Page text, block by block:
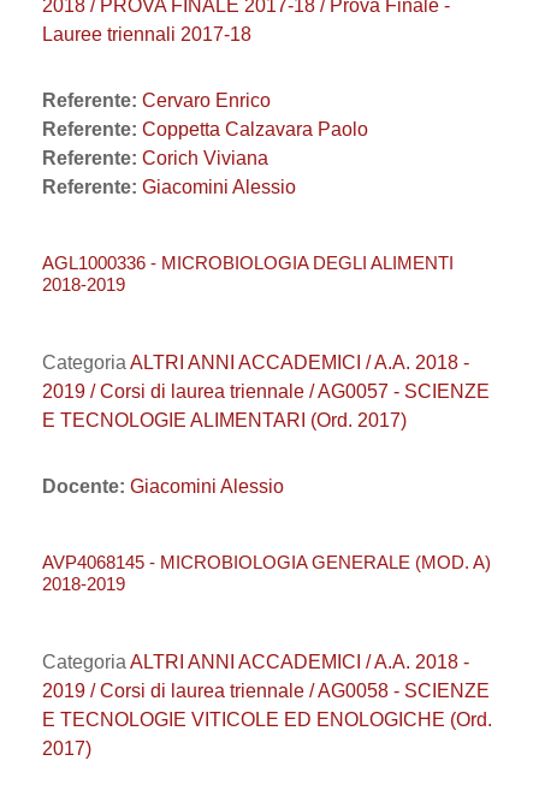
2018 / PROVA FINALE 2017-18 / Prova Finale -
Lauree triennali 2017-18
Referente: Cervaro Enrico
Referente: Coppetta Calzavara Paolo
Referente: Corich Viviana
Referente: Giacomini Alessio
AGL1000336 - MICROBIOLOGIA DEGLI ALIMENTI
2018-2019
Categoria ALTRI ANNI ACCADEMICI / A.A. 2018 -
2019 / Corsi di laurea triennale / AG0057 - SCIENZE
E TECNOLOGIE ALIMENTARI (Ord. 2017)
Docente: Giacomini Alessio
AVP4068145 - MICROBIOLOGIA GENERALE (MOD. A)
2018-2019
Categoria ALTRI ANNI ACCADEMICI / A.A. 2018 -
2019 / Corsi di laurea triennale / AG0058 - SCIENZE
E TECNOLOGIE VITICOLE ED ENOLOGICHE (Ord.
2017)